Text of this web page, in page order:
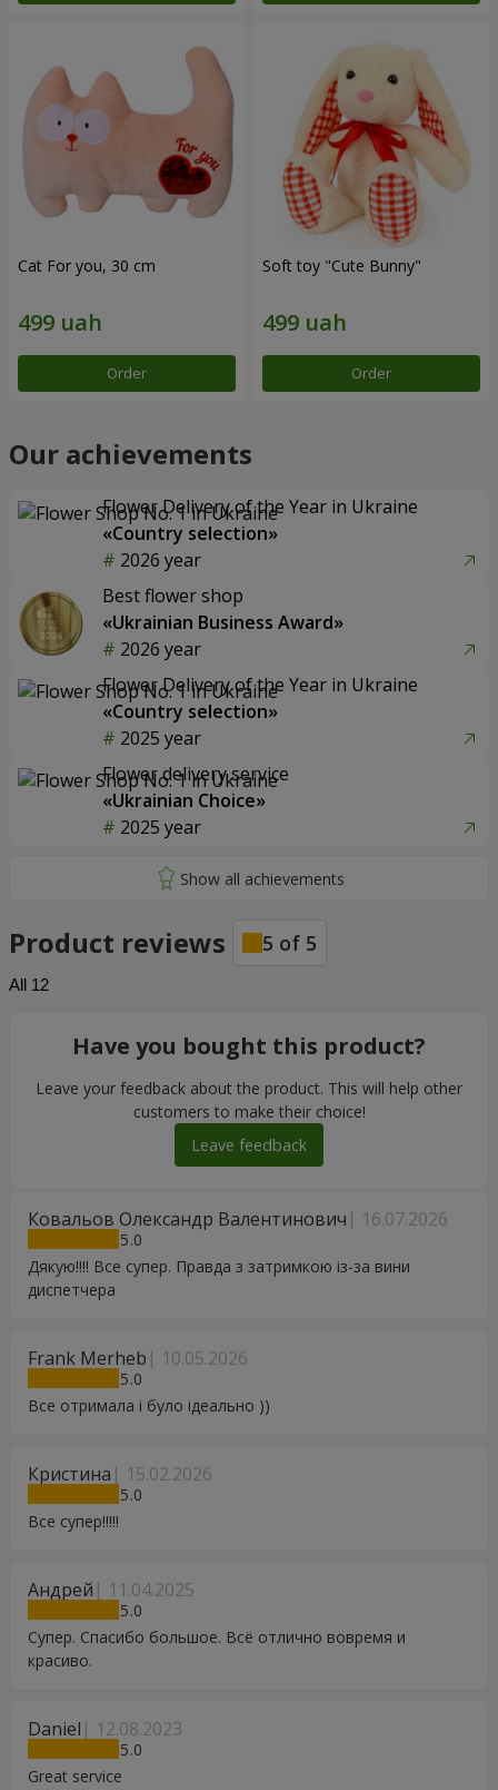
Cat For you, 30 cm
Order
Soft toy "Cute Bunny"
Order
Our achievements
Flower Delivery of the Year in Ukraine
«Country selection»
2026 year
Best flower shop
«Ukrainian Business Award»
2026 year
Flower Delivery of the Year in Ukraine
«Country selection»
2025 year
Flower delivery service
«Ukrainian Choice»
2025 year
Product reviews 5 of 5
All 12
Ковальов Олександр Валентинович 16.07.2026
5
Дякую!!!! Все супер. Правда з затримкою із-за вини
диспетчера
Frank Merheb 10.05.2026
5
Все отримала і було ідеально ))
Кристина 15.02.2026
5
Все супер!!!!!
Андрей 11.04.2025
5
Супер. Спасибо большое. Всё отлично вовремя и
красиво.
Daniel 12.08.2023
5
Great service
Have you bought this product?
Leave your feedback about the product. This will help other
customers to make their choice!
Leave feedback